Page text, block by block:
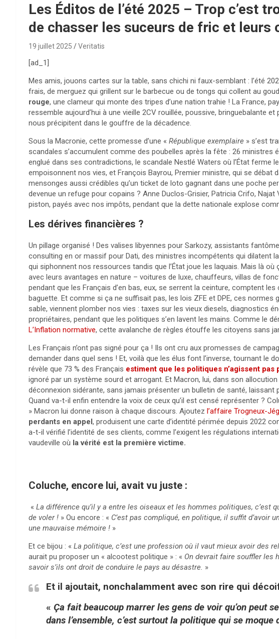
Les Éditos de l’été 2025 – Trop c’est
de chasser les suceurs de fric et leurs
19 juillet 2025 Veritatis
[ad_1]
Mes amis, jouons cartes sur la table, sans chichi ni faux-semblant : l’été
frais, de merguez qui grillent sur le barbecue ou de tongs qui collent au
rouge, une clameur qui monte des tripes d’une nation trahie ! La France,
ressemble aujourd’hui à une vieille 2CV rouillée, poussive, bringuebalante
nous précipitent dans le gouffre de la décadence.
Sous la Macronie, cette promesse d’une « République exemplaire » s’est
scandales s’accumulent comme des poubelles après la fête : 26 ministres
englué dans ses contradictions, le scandale Nestlé Waters où l’État ferme
empoisonnent nos vies, et François Bayrou, Premier ministre, qui se débat
mensonges aussi crédibles qu’un ticket de loto gagnant dans une poche
devenue un refuge pour copains ? Anne Duclos-Grisier, Patricia Crifo,
piston, payés avec nos impôts, pendant que la dette nationale explose
Les dérives financières ?
Un pillage organisé ! Des valises libyennes pour Sarkozy, assistants
consulting en or massif pour Dati, des ministres incompétents qui dilatent
qui siphonnent nos ressources tandis que l’État joue les laquais. Mais là
avec leurs avantages en nature – voitures de luxe, chauffeurs, villas de
pendant que les Français d’en bas, eux, se serrent la ceinture, comptent
baguette. Et comme si ça ne suffisait pas, les lois ZFE et DPE, ces normes
sable, viennent plomber nos vies : taxes sur les vieux diesels, diagnostics
propriétaires, pendant que les politiques s’en lavent les mains. Comme le
L’Inflation normative, cette avalanche de règles étouffe les citoyens sans
Les Français n’ont pas signé pour ça ! Ils ont cru aux promesses de
demander dans quel sens ! Et, voilà que les élus font l’inverse, tournant le
révèle que 73 % des Français estiment que les politiques n’agissent pas
ignoré par un système sourd et arrogant. Et Macron, lui, dans son
déconnexion sidérante, sans jamais présenter un bulletin de santé, laissant
Quand va-t-il enfin entendre la voix de ceux qu’il est censé représenter ?
» Macron lui donne raison à chaque discours. Ajoutez l’affaire Trogneux-
perdants en appel, produisent une carte d’identité périmée depuis 2022
a-t-il vérifié l’identité de ses clients, comme l’exigent les régulations
vaudeville où la vérité est la première victime.
Coluche, encore lui, avait vu juste :
« La différence qu’il y a entre les oiseaux et les hommes politiques, c’est
de voler ! » Ou encore : « C’est pas compliqué, en politique, il suffit d’avoir
une mauvaise mémoire ! »
Et ce bijou : « La politique, c’est une profession où il vaut mieux avoir des
aurait pu proposer un « alcootest politique » : « On devrait faire souffler les
savoir s’ils ont droit de conduire le pays au désastre. »
Et il ajoutait, nonchalamment avec son rire qui
« Ça fait beaucoup marrer les gens de voir qu’on peut
dans l’ensemble, c’est surtout la politique qui se moque